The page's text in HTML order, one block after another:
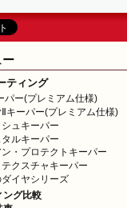
ー
ティング
パー(プレミアム仕様)
キーパー(プレミアム仕様)
ュキーパー
ルキーパー
・プロテクトキーパー
クスチャキーパー
イヤシリーズ
ング比較